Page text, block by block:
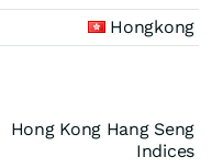
Hongkong
Hong Kong Hang Seng
Indices